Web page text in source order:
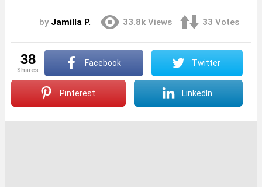
by Jamilla P. 33.8k Views 33 Votes
38
shares
Facebook Twitter
Pinterest LinkedIn